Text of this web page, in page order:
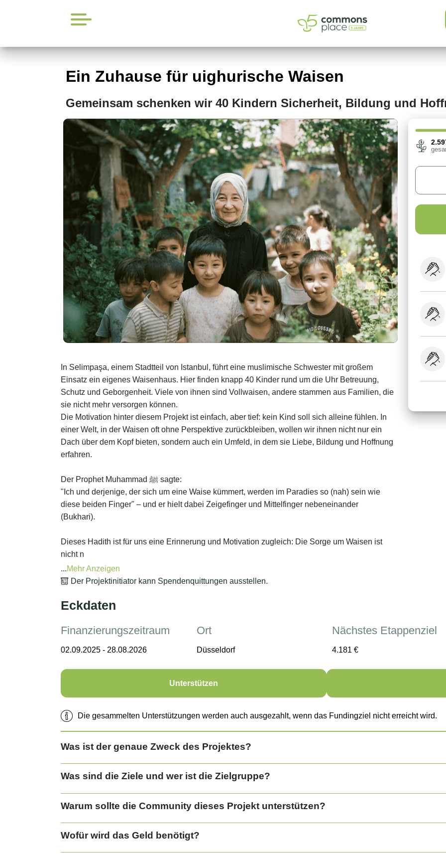
CrowdFunding
Ein Zuhause für uighurische Waisen
Gemeinsam schenken wir 40 Kindern Sicherheit, Bildung und
...Mehr Anzeigen
Der Projektinitiator kann Spendenquittungen ausstellen.
Eckdaten
Finanzierungszeitraum
02.09.2025 - 28.08.2026
Ort
Düsseldorf
Nächstes Etappenziel
4.181 €
Unterstützen
Die gesammelten Unterstützungen werden auch ausgezahlt, wenn das Fundingziel nicht erreicht wird.
Was ist der genaue Zweck des Projektes?
Was sind die Ziele und wer ist die Zielgruppe?
Warum sollte die Community dieses Projekt unterstützen?
Wofür wird das Geld benötigt?